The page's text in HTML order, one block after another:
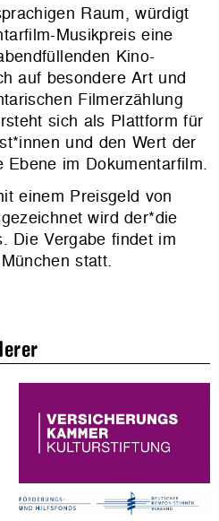
Raum, würdigt
Musikpreis eine
Kino-
auf besondere Art und
Filmerzählung
sich als Plattform für
und den Wert der
im Dokumentarfilm.
einem Preisgeld von
wird der*die
Die Vergabe findet im
statt.